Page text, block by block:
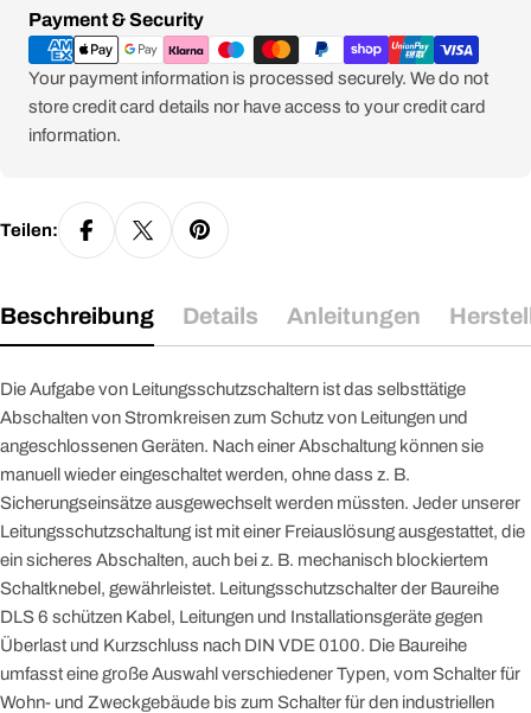
Payment & Security
Zahlungsmethoden
Your payment information is processed securely. We do not
store credit card details nor have access to your credit card
information.
Teilen:
Beschreibung Details Anleitungen
Die Aufgabe von Leitungsschutzschaltern ist das selbsttätige
Abschalten von Stromkreisen zum Schutz von Leitungen und
angeschlossenen Geräten. Nach einer Abschaltung können sie
manuell wieder eingeschaltet werden, ohne dass z. B.
Sicherungseinsätze ausgewechselt werden müssten. Jeder unserer
Leitungsschutzschaltung ist mit einer Freiauslösung ausgestattet, die
ein sicheres Abschalten, auch bei z. B. mechanisch blockiertem
Schaltknebel, gewährleistet. Leitungsschutzschalter der Baureihe
DLS 6 schützen Kabel, Leitungen und Installationsgeräte gegen
Überlast und Kurzschluss nach DIN VDE 0100. Die Baureihe
umfasst eine große Auswahl verschiedener Typen, vom Schalter für
Wohn- und Zweckgebäude bis zum Schalter für den industriellen